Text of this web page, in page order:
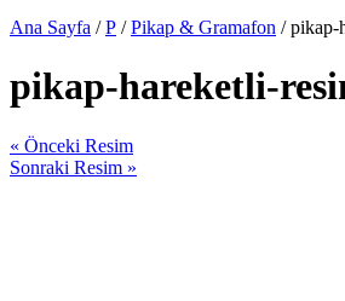
Ana Sayfa /P /Pikap & Gramafon / pikap-
pikap-hareketli-
« Önceki Resim
Sonraki Resim »